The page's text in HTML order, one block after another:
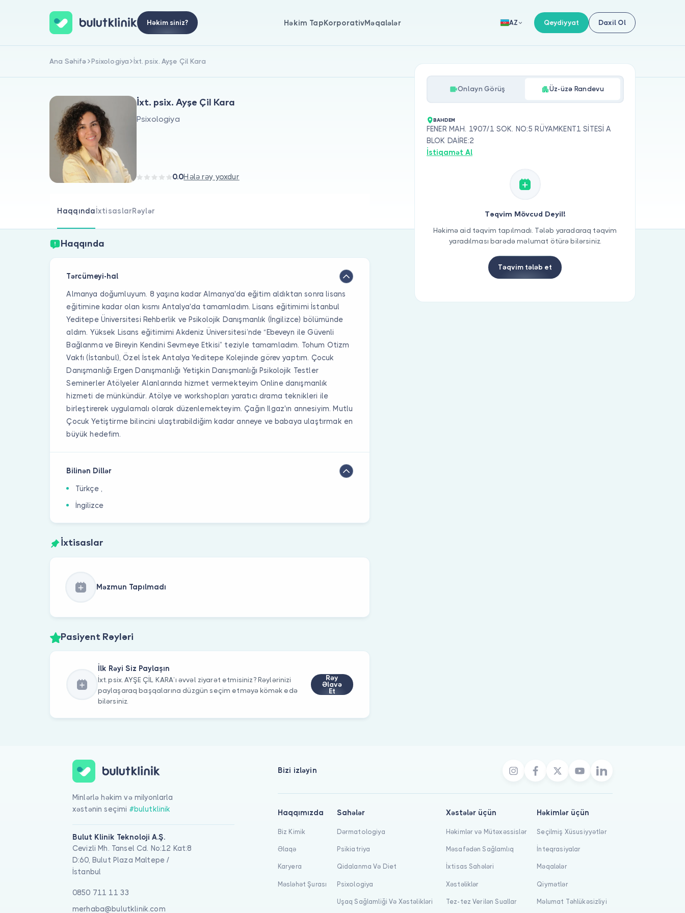
Həkim siniz? Həkim TapKorporativMəqalələr AZ Qeydiyyat Daxil Ol
Ana Səhifə Psixologiya İxt. psix. Ayşe Çil Kara
İxt. psix. Ayşe Çil Kara
Psixologiya
0.0Hələ rəy yoxdur
Haqqında İxtisaslarRəylər
Haqqında
Tərcümeyi-hal
Almanya doğumluyum. 8 yaşına kadar Almanya'da eğitim aldıktan sonra lisans
eğitimine kadar olan kısmı Antalya'da tamamladım. Lisans eğitimimi İstanbul
Yeditepe Üniversitesi Rehberlik ve Psikolojik Danışmanlık (İngilizce) bölümünde
aldım. Yüksek Lisans eğitimimi Akdeniz Üniversitesi’nde “Ebeveyn ile Güvenli
Bağlanma ve Bireyin Kendini Sevmeye Etkisi” teziyle tamamladım. Tohum Otizm
Vakfı (İstanbul), Özel İstek Antalya Yeditepe Kolejinde görev yaptım. Çocuk
Danışmanlığı Ergen Danışmanlığı Yetişkin Danışmanlığı Psikolojik Testler
Seminerler Atölyeler Alanlarında hizmet vermekteyim Online danışmanlık
hizmeti de münkündür. Atölye ve workshopları yaratıcı drama teknikleri ile
birleştirerek uygulamalı olarak düzenlemekteyim. Çağın Ilgaz'ın annesiyim. Mutlu
Çocuk Yetiştirme bilincini ulaştırabildiğim kadar anneye ve babaya ulaştırmak en
büyük hedefim.
Bilinən Dillər
Türkçe ,
İngilizce
İxtisaslar
Məzmun Tapılmadı
Pasiyent Rəyləri
İlk Rəyi Siz Paylaşın
İxt. psix. AYŞE ÇİL KARA’ı əvvəl ziyarət etmisiniz? Rəylərinizi
paylaşaraq başqalarına düzgün seçim etməyə kömək edə
bilərsiniz.
Rəy
Əlavə
Et
Onlayn Görüş Üz-üzə Randevu
BAHDEM
FENER MAH. 1907/1 SOK. NO:5 RÜYAMKENT1 SİTESİ A
BLOK DAİRE:2
İstiqamət Al
Təqvim Mövcud Deyil!
Həkimə aid təqvim tapılmadı. Tələb yaradaraq təqvim
yaradılması barədə məlumat ötürə bilərsiniz.
Təqvim tələb et
Minlərlə həkim və milyonlarla
xəstənin seçimi #bulutklinik
Bulut Klinik Teknoloji A.Ş.
Cevizli Mh. Tansel Cd. No:12 Kat:8
D:60, Bulut Plaza Maltepe /
İstanbul
0850 711 11 33
merhaba@bulutklinik.com
Bizi izləyin
Haqqımızda
Biz Kimik
Əlaqə
Karyera
Məsləhət Şurası
Sahələr
Dərmatologiya
Psikiatriya
Qidalanma Və Diet
Psixologiya
Uşaq Sağlamliği Və Xəstəlikləri
Xəstələr üçün
Həkimlər və Mütəxəssislər
Məsafədən Sağlamlıq
İxtisas Sahələri
Xəstəliklər
Tez-tez Verilən Suallar
Həkimlər üçün
Seçilmiş Xüsusiyyətlər
İnteqrasiyalar
Məqalələr
Qiymətlər
Məlumat Təhlükəsizliyi